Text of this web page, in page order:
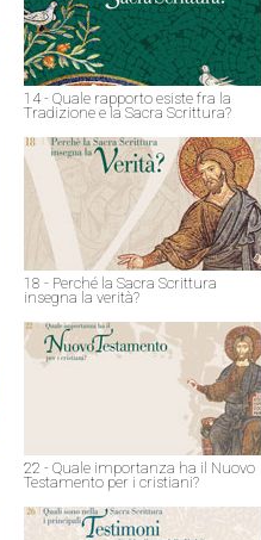
14 - Quale rapporto esiste fra la
Tradizione e la Sacra Scrittura?
18 - Perché la Sacra Scrittura
insegna la verità?
22 - Quale importanza ha il Nuovo
Testamento per i cristiani?